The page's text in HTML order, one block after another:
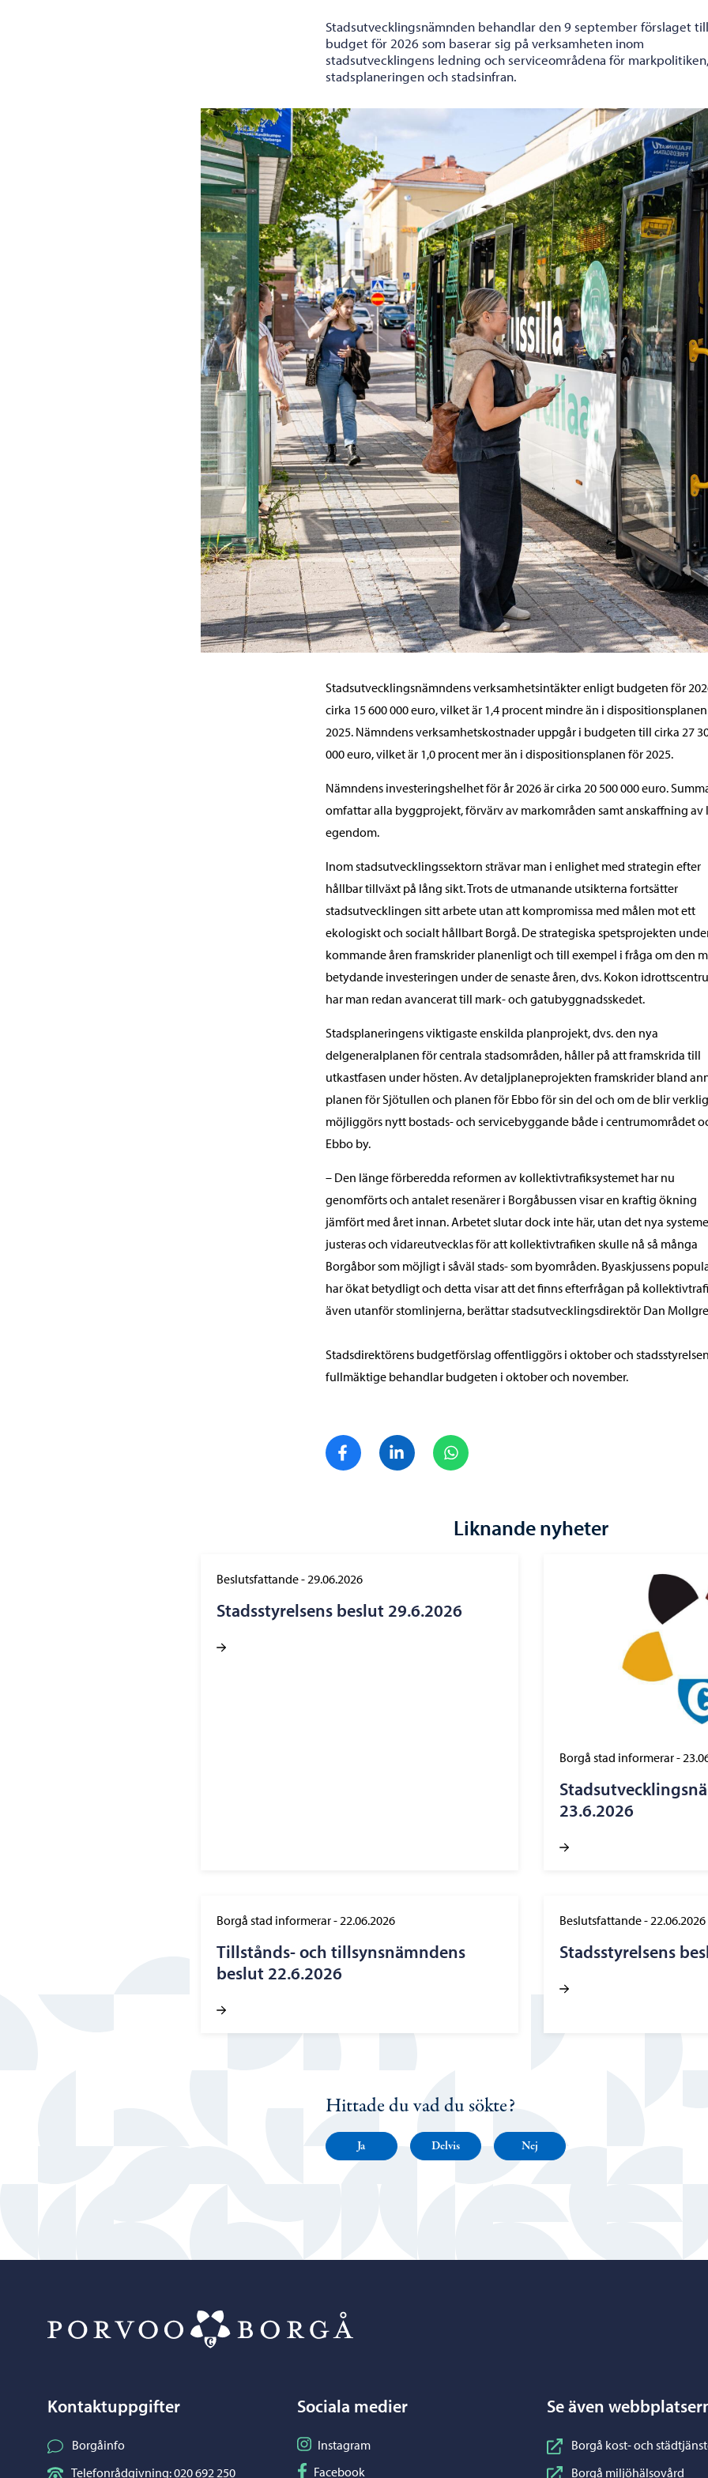
Stadsutvecklingsnämnden behandlar den 9 september förslaget till
budget för 2026 som baserar sig på verksamheten inom
stadsutvecklingens ledning och serviceområdena för
stadsplaneringen och stadsinfran.
Stadsutvecklingsnämndens verksamhetsintäkter enligt budgeten för
cirka 15 600 000 euro, vilket är 1,4 procent mindre än i
2025. Nämndens verksamhetskostnader uppgår i budgeten till cirka 27
000 euro, vilket är 1,0 procent mer än i dispositionsplanen för 2025.
Nämndens investeringshelhet för år 2026 är cirka 20 500 000 euro.
omfattar alla byggprojekt, förvärv av markområden samt anskaffning av
egendom.
Inom stadsutvecklingssektorn strävar man i enlighet med strategin efter
hållbar tillväxt på lång sikt. Trots de utmanande utsikterna fortsätter
stadsutvecklingen sitt arbete utan att kompromissa med målen mot ett
ekologiskt och socialt hållbart Borgå. De strategiska spetsprojekten
kommande åren framskrider planenligt och till exempel i fråga om den
betydande investeringen under de senaste åren, dvs. Kokon
har man redan avancerat till mark- och gatubyggnadsskedet.
Stadsplaneringens viktigaste enskilda planprojekt, dvs. den nya
delgeneralplanen för centrala stadsområden, håller på att framskrida till
utkastfasen under hösten. Av detaljplaneprojekten framskrider bland
planen för Sjötullen och planen för Ebbo för sin del och om de blir
möjliggörs nytt bostads- och servicebyggande både i centrumområdet
Ebbo by.
– Den länge förberedda reformen av kollektivtrafiksystemet har nu
genomförts och antalet resenärer i Borgåbussen visar en kraftig ökning
jämfört med året innan. Arbetet slutar dock inte här, utan det nya
justeras och vidareutvecklas för att kollektivtrafiken skulle nå så många
Borgåbor som möjligt i såväl stads- som byområden. Byaskjussens
har ökat betydligt och detta visar att det finns efterfrågan på
även utanför stomlinjerna, berättar stadsutvecklingsdirektör Dan
Stadsdirektörens budgetförslag offentliggörs i oktober och
fullmäktige behandlar budgeten i oktober och november.
Dela på FacebookDela på LinkedIn
Liknande nyheter
Beslutsfattande-29.06.2026
Stadsstyrelsens beslut 29.6.2026
Borgå stad informerar-
23.6.2026
Borgå stad informerar-22.06.2026
Tillstånds- och tillsynsnämndens
beslut 22.6.2026
Beslutsfattande-22.06.2026
Stadsstyrelsens
Hittade du vad du sökte?
Ja Delvis Nej
Kontaktuppgifter
Borgåinfo
Telefonrådgivning: 020 692 250
Sociala medier
Följ på Instagram
Instagram
Följ på Facebook
Facebook
Se även
Borgå kost- och
Borgå miljöhälsovård